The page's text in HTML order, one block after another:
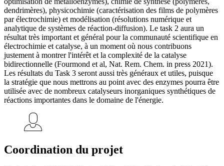
dendrimères), physicochimie (caractérisation des films de polymères
par électrochimie) et modélisation (résolutions numérique et
analytique de systèmes de réaction-diffusion). Le task 2 aura un
résultat très important et général pour la communauté scientifique en
électrochimie et catalyse, à un moment où nous contribuons
justement à montrer l'intérêt et la complexité de la catalyse
bidirectionnelle (Fourmond et al, Nat. Rem. Chem. in press 2021).
Les résultats du Task 3 seront aussi très généraux et utiles, puisque
la stratégie que nous mettrons au point avec des enzymes pourra être
utilisée avec de nombreux catalyseurs inorganiques synthétiques de
réactions importantes dans le domaine de l'énergie.
Coordination du projet